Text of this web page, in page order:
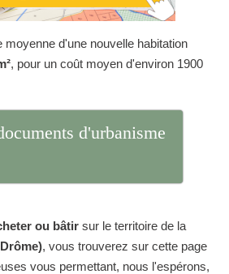
moyenne d'une nouvelle habitation
, pour un coût moyen d'environ 1900
d'urbanisme
ou bâtir sur le territoire de la
, vous trouverez sur cette page
vous permettant, nous l'espérons,